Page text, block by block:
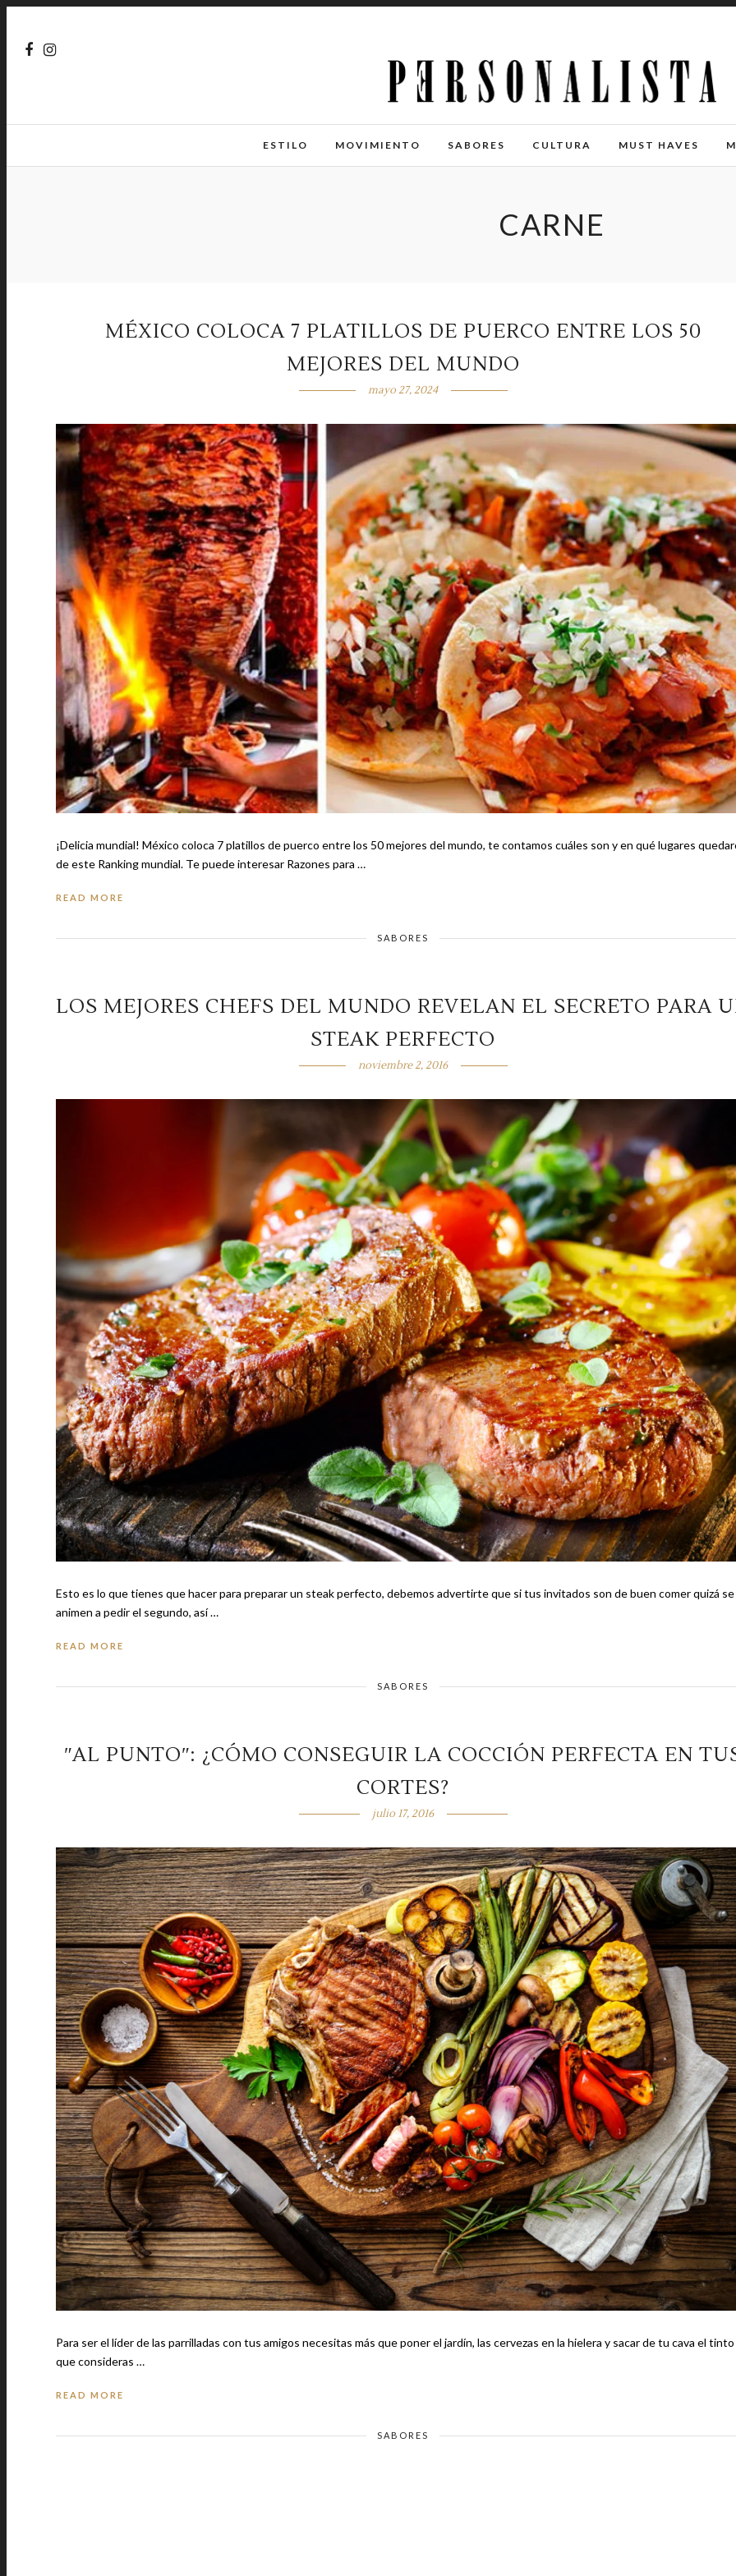
ESTILO MOVIMIENTO SABORES CULTURA MUST HAVES
CARNE
MÉXICO COLOCA 7 PLATILLOS DE PUERCO ENTRE LOS 50
MEJORES DEL MUNDO
mayo 27, 2024
¡Delicia mundial! México coloca 7 platillos de puerco entre los 50 mejores del mundo, te contamos cuáles son y en qué lugares
de este Ranking mundial. Te puede interesar Razones para …
READ MORE
SABORES
LOS MEJORES CHEFS DEL MUNDO REVELAN EL SECRETO PARA
STEAK PERFECTO
noviembre 2, 2016
Esto es lo que tienes que hacer para preparar un steak perfecto, debemos advertirte que si tus invitados son de buen comer quizá se
animen a pedir el segundo, así …
READ MORE
SABORES
ʺAL PUNTOʺ: ¿CÓMO CONSEGUIR LA COCCIÓN PERFECTA EN
CORTES?
julio 17, 2016
Para ser el líder de las parrilladas con tus amigos necesitas más que poner el jardín, las cervezas en la hielera y sacar de tu cava el tinto
que consideras …
READ MORE
SABORES